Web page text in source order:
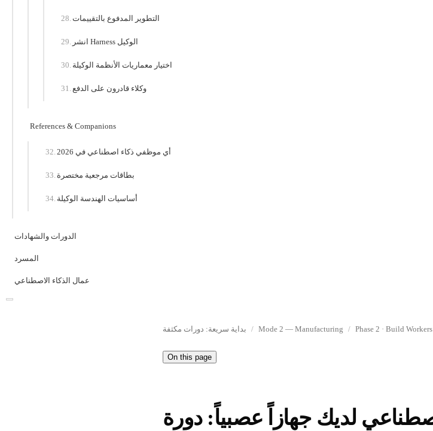
التطوير المدفوع بالتقييمات
انشر Harness الوكيل
اختيار معماريات الأنظمة الوكيلة
وكلاء قادرون على الدفع
References & Companions
أي موظفي ذكاء اصطناعي في 2026
بطاقات مرجعية مختصرة
أساسيات الهندسة الوكيلة
الدورات والشهادات
المسرد
عمال الذكاء الاصطناعي
بداية سريعة: دورات مكثفة Mode 2 — Manufacturing Phase 2 · Build Workers
On this page
لديك جهازاً عصبياً: دورة